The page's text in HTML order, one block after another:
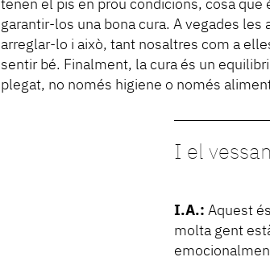
tenen el pis en prou condicions, cosa que
garantir-los una bona cura. A vegades les
arreglar-lo i això, tant nosaltres com a
sentir bé. Finalment, la cura és un
plegat, no només higiene o només
I el
I.A.: Aquest
molta gent